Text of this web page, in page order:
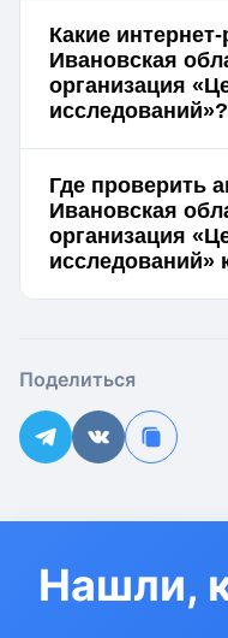
Какие
Ивановская
организация
исследований»?
Где проверить
Ивановская
организация
исследований»
Поделиться
Нашли,